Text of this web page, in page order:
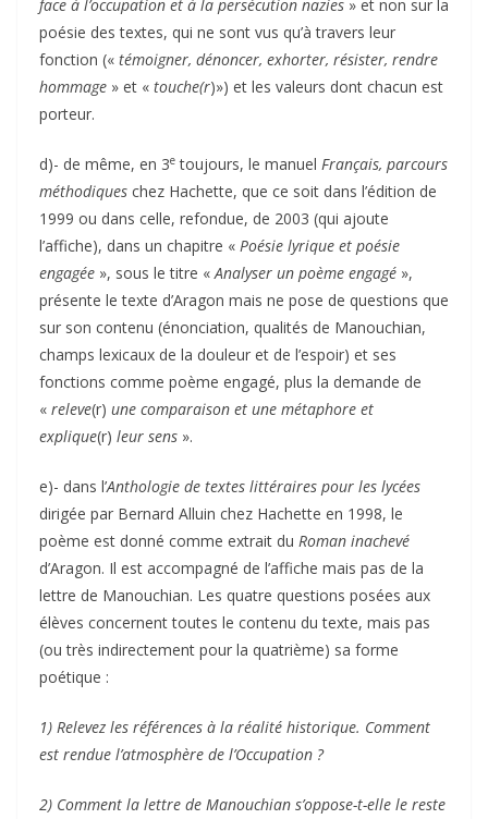
face à l’occupation et à la persécution nazies » et non sur la
poésie des textes, qui ne sont vus qu’à travers leur
fonction (« témoigner, dénoncer, exhorter, résister, rendre
hommage » et « touche(r)») et les valeurs dont chacun est
porteur.
d)- de même, en 3e toujours, le manuel Français, parcours
méthodiques chez Hachette, que ce soit dans l’édition de
1999 ou dans celle, refondue, de 2003 (qui ajoute
l’affiche), dans un chapitre « Poésie lyrique et poésie
engagée », sous le titre «Analyser un poème engagé »,
présente le texte d’Aragon mais ne pose de questions que
sur son contenu (énonciation, qualités de Manouchian,
champs lexicaux de la douleur et de l’espoir) et ses
fonctions comme poème engagé, plus la demande de
« releve(r) une comparaison et une métaphore et
explique(r) leur sens ».
e)- dans l’Anthologie de textes littéraires pour les lycées
dirigée par Bernard Alluin chez Hachette en 1998, le
poème est donné comme extrait du Roman inachevé
d’Aragon. Il est accompagné de l’affiche mais pas de la
lettre de Manouchian. Les quatre questions posées aux
élèves concernent toutes le contenu du texte, mais pas
(ou très indirectement pour la quatrième) sa forme
poétique :
1) Relevez les références à la réalité historique. Comment
est rendue l’atmosphère de l’Occupation ?
2) Comment la lettre de Manouchian s’oppose-t-elle le reste